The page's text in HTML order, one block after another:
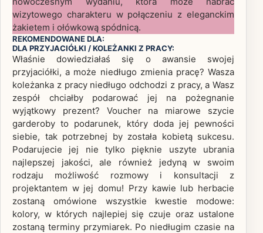
wizytowego charakteru w połączeniu z eleganckim
żakietem i ołówkową spódnicą.
REKOMENDOWANE DLA:
DLA PRZYJACIÓŁKI / KOLEŻANKI Z PRACY:
Właśnie dowiedziałaś się o awansie swojej
przyjaciółki, a może niedługo zmienia pracę? Wasza
koleżanka z pracy niedługo odchodzi z pracy, a Wasz
zespół chciałby podarować jej na pożegnanie
wyjątkowy prezent? Voucher na miarowe szycie
garderoby to podarunek, który doda jej pewności
siebie, tak potrzebnej by została kobietą sukcesu.
Podarujecie jej nie tylko pięknie uszyte ubrania
najlepszej jakości, ale również jedyną w swoim
rodzaju możliwość rozmowy i konsultacji z
projektantem w jej domu! Przy kawie lub herbacie
zostaną omówione wszystkie kwestie modowe:
kolory, w których najlepiej się czuje oraz ustalone
zostaną terminy przymiarek. Po niedługim czasie na